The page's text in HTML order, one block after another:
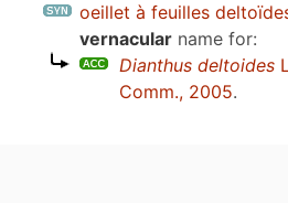
oeillet à feuilles
vernacular name for:
Dianthus deltoides
Comm., 2005.